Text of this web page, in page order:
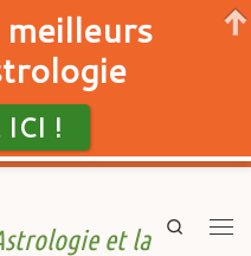
et la
Search
ICI !